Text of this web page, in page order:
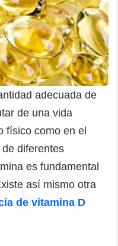
adecuada de
de una vida
físico como en el
diferentes
es fundamental
así mismo otra
de vitamina D